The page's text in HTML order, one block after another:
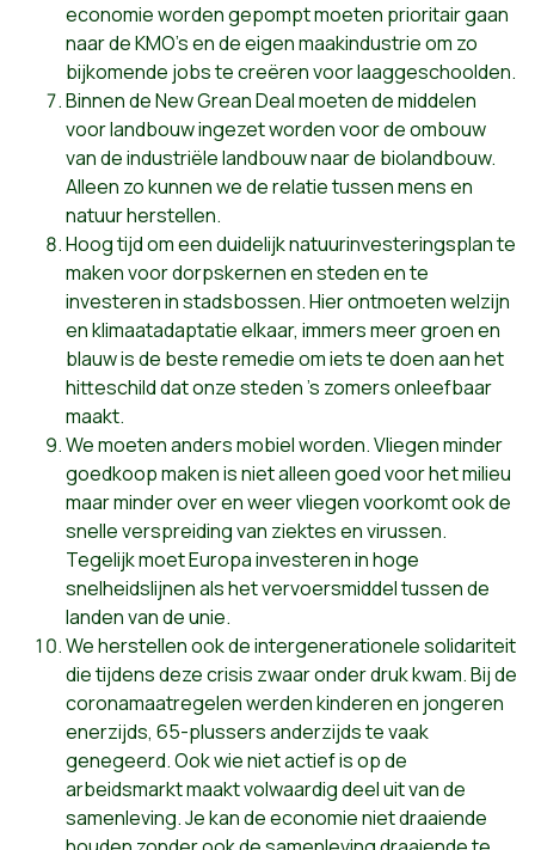
economie worden gepompt moeten prioritair gaan
naar de KMO’s en de eigen maakindustrie om zo
bijkomende jobs te creëren voor laaggeschoolden.
Binnen de New Grean Deal moeten de middelen
voor landbouw ingezet worden voor de ombouw
van de industriële landbouw naar de biolandbouw.
Alleen zo kunnen we de relatie tussen mens en
natuur herstellen.
Hoog tijd om een duidelijk natuurinvesteringsplan te
maken voor dorpskernen en steden en te
investeren in stadsbossen. Hier ontmoeten welzijn
en klimaatadaptatie elkaar, immers meer groen en
blauw is de beste remedie om iets te doen aan het
hitteschild dat onze steden ’s zomers onleefbaar
maakt.
We moeten anders mobiel worden. Vliegen minder
goedkoop maken is niet alleen goed voor het milieu
maar minder over en weer vliegen voorkomt ook de
snelle verspreiding van ziektes en virussen.
Tegelijk moet Europa investeren in hoge
snelheidslijnen als het vervoersmiddel tussen de
landen van de unie.
We herstellen ook de intergenerationele solidariteit
die tijdens deze crisis zwaar onder druk kwam. Bij de
coronamaatregelen werden kinderen en jongeren
enerzijds, 65-plussers anderzijds te vaak
genegeerd. Ook wie niet actief is op de
arbeidsmarkt maakt volwaardig deel uit van de
samenleving. Je kan de economie niet draaiende